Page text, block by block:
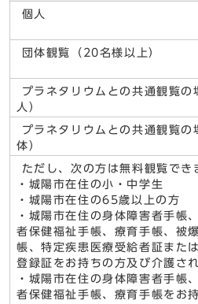
個人
団体観覧（20名様以上）
プラネタリウムとの共通観覧の
人）
プラネタリウムとの共通観覧の
体）
ただし、次の方は無料観覧でき
・城陽市在住の小・中学生
・城陽市在住の65歳以上の方
・城陽市在住の身体障害者手帳
者保健福祉手帳、療育手帳、被
帳、特定疾患医療受給者証また
登録証をお持ちの方及び介護さ
・城陽市在住の身体障害者手帳
者保健福祉手帳、療育手帳をお